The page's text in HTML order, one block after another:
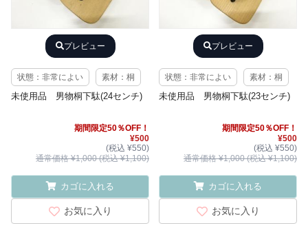
プレビュー
状態：非常によい 素材：桐
未使用品 男物桐下駄(24センチ)
期間限定50％OFF！
¥500
(税込 ¥550)
通常価格 ¥1,000 (税込 ¥1,100)
カゴに入れる
お気に入り
プレビュー
状態：非常によい 素材：桐
未使用品 男物桐下駄(23センチ)
期間限定50％OFF！
¥500
(税込 ¥550)
通常価格 ¥1,000 (税込 ¥1,100)
カゴに入れる
お気に入り